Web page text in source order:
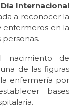
Día Internacional
a reconocer la
enfermeros en la
nacimiento de
de las figuras
enfermería por
bases